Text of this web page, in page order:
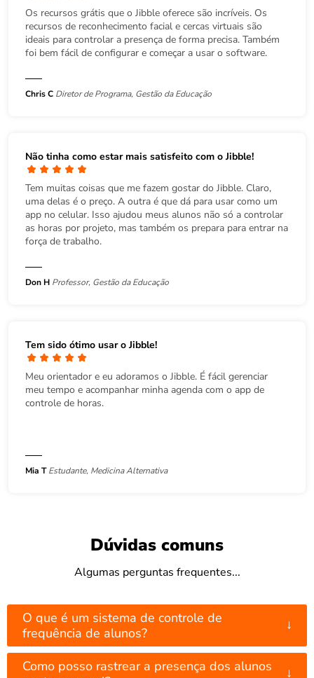
Os recursos grátis que o Jibble oferece são incríveis. Os
recursos de reconhecimento facial e cercas virtuais são
ideais para controlar a presença de forma precisa. Também
foi bem fácil de configurar e começar a usar o software.
Chris C Diretor de Programa, Gestão da Educação
Não tinha como estar mais satisfeito com o Jibble!
Tem muitas coisas que me fazem gostar do Jibble. Claro,
uma delas é o preço. A outra é que dá para usar como um
app no celular. Isso ajudou meus alunos não só a controlar
as horas por projeto, mas também os prepara para entrar na
força de trabalho.
Don H Professor, Gestão da Educação
Tem sido ótimo usar o Jibble!
Meu orientador e eu adoramos o Jibble. É fácil gerenciar
meu tempo e acompanhar minha agenda com o app de
controle de horas.
Mia T Estudante, Medicina Alternativa
Dúvidas comuns
Algumas perguntas frequentes...
O que é um sistema de controle de
frequência de alunos?
↓
Como posso rastrear a presença dos alunos
↓